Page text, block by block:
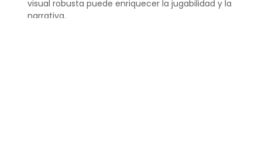
visual robusta puede enriquecer la jugabilidad y la
narrativa.